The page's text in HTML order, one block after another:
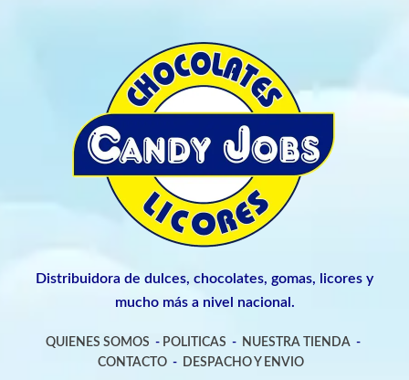
Distribuidora de dulces, chocolates, gomas, licores y
mucho más a nivel nacional.
QUIENES SOMOS - POLITICAS - NUESTRA TIENDA -
CONTACTO- DESPACHO Y ENVIO